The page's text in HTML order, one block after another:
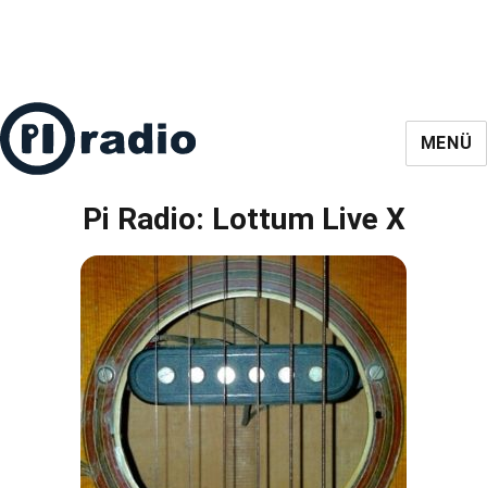
MENÜ
Pi Radio: Lottum Live X